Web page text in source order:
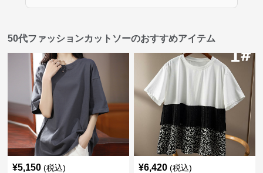
50代ファッションカットソーのおすすめアイテム
¥5,150 (税込) ¥6,420 (税込)